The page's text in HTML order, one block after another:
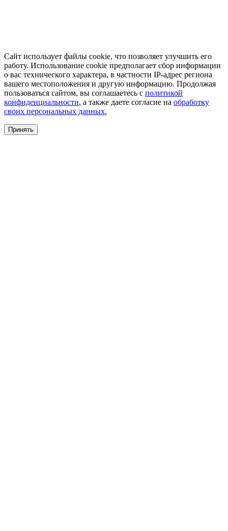
Сайт использует файлы cookie, что позволяет улучшить его
работу. Использование cookie предполагает сбор информации
о вас технического характера, в частности IP-адрес региона
вашего местоположения и другую информацию. Продолжая
пользоваться сайтом, вы соглашаетесь с политикой
конфиденциальности, а также даете согласие на обработку
своих персональных данных.
Принять